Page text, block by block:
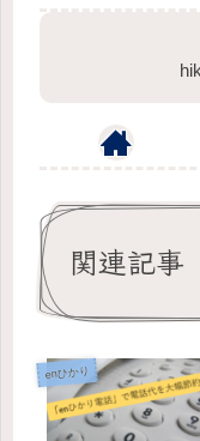
関連記事
enひかり